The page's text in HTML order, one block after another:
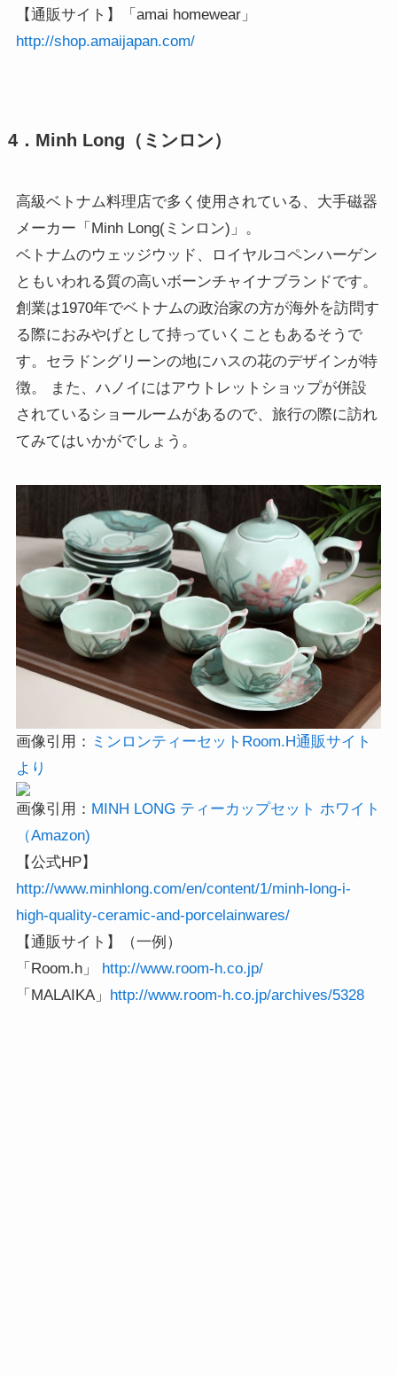
【通販サイト】「amai homewear」
http://shop.amaijapan.com/
4．Minh Long（ミンロン）
高級ベトナム料理店で多く使用されている、大手磁器
メーカー「Minh Long(ミンロン)」。
ベトナムのウェッジウッド、ロイヤルコペンハーゲン
ともいわれる質の高いボーンチャイナブランドです。
創業は1970年でベトナムの政治家の方が海外を訪問す
る際におみやげとして持っていくこともあるそうで
す。セラドングリーンの地にハスの花のデザインが特
徴。 また、ハノイにはアウトレットショップが併設
されているショールームがあるので、旅行の際に訪れ
てみてはいかがでしょう。
画像引用： ミンロンティーセットRoom.H通販サイト
より
画像引用： MINH LONG ティーカップセット ホワイト
（Amazon)
【公式HP】
http://www.minhlong.com/en/content/1/minh-long-i-
high-quality-ceramic-and-porcelainwares/
【通販サイト】（一例）
「Room.h」 http://www.room-h.co.jp/
「MALAIKA」 http://www.room-h.co.jp/archives/5328